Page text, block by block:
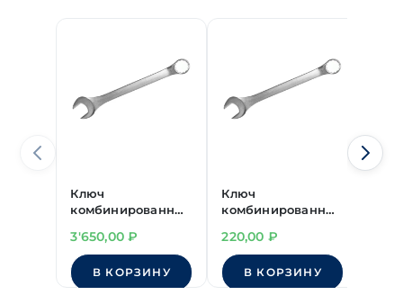
Ключ
комбинированный
3'650,00₽
В КОРЗИНУ
Ключ
комбинированный
220,00 ₽
В КОРЗИНУ